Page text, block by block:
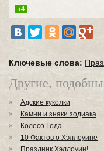
+4
Ключевые слова:
Другие,
Адские куколки
Камни и знаки зодиака
Колесо Года
10 Фактов о Хэллоуине
Праздник Хэллоуин!